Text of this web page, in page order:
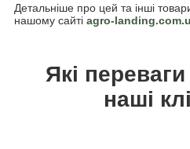
Детальніше про цей та інші
нашому сайті agro-
Які
наші